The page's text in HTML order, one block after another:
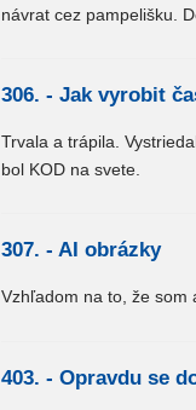
návrat cez pampelišku.
306. - Jak vyrobit
Trvala a trápila.
bol KOD na svete.
307. - AI obrázky
Vzhľadom na to, že som
403. - Opravdu se